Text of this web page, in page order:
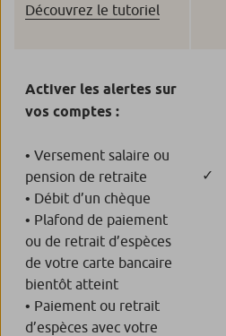
Découvrez le tutoriel
Activer les alertes sur
vos comptes :
• Versement salaire ou
pension de retraite
• Débit d’un chèque
• Plafond de paiement
ou de retrait d’espèces
de votre carte bancaire
bientôt atteint
• Paiement ou retrait
d’espèces avec votre
✓